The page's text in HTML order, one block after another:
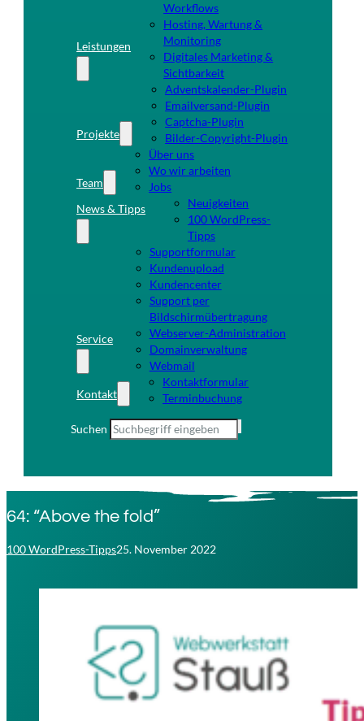
Leistungen
Workflows
Hosting, Wartung &
Monitoring
Digitales Marketing &
Sichtbarkeit
Projekte
Adventskalender-Plugin
Emailversand-Plugin
Captcha-Plugin
Bilder-Copyright-Plugin
Team
Über uns
Wo wir arbeiten
Jobs
News & Tipps
Neuigkeiten
100 WordPress-
Tipps
Service
Supportformular
Kundenupload
Kundencenter
Support per
Bildschirmübertragung
Webserver-Administration
Domainverwaltung
Webmail
Kontakt
Kontaktformular
Terminbuchung
Suchen
64: “Above the fold”
100 WordPress-Tipps25. November 2022